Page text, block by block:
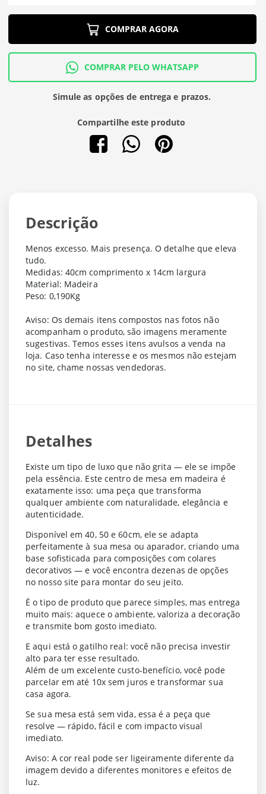
COMPRAR AGORA
COMPRAR PELO WHATSAPP
Simule as opções de entrega e prazos.
Compartilhe este produto
Descrição
Menos excesso. Mais presença. O detalhe que eleva
tudo.
Medidas: 40cm comprimento x 14cm largura
Material: Madeira
Peso: 0,190Kg
Aviso: Os demais itens compostos nas fotos não
acompanham o produto, são imagens meramente
sugestivas. Temos esses itens avulsos a venda na
loja. Caso tenha interesse e os mesmos não estejam
no site, chame nossas vendedoras.
Detalhes
Existe um tipo de luxo que não grita — ele se impõe
pela essência. Este centro de mesa em madeira é
exatamente isso: uma peça que transforma
qualquer ambiente com naturalidade, elegância e
autenticidade.
Disponível em 40, 50 e 60cm, ele se adapta
perfeitamente à sua mesa ou aparador, criando uma
base sofisticada para composições com colares
decorativos — e você encontra dezenas de opções
no nosso site para montar do seu jeito.
É o tipo de produto que parece simples, mas entrega
muito mais: aquece o ambiente, valoriza a decoração
e transmite bom gosto imediato.
E aqui está o gatilho real: você não precisa investir
alto para ter esse resultado.
Além de um excelente custo-benefício, você pode
parcelar em até 10x sem juros e transformar sua
casa agora.
Se sua mesa está sem vida, essa é a peça que
resolve — rápido, fácil e com impacto visual
imediato.
Aviso: A cor real pode ser ligeiramente diferente da
imagem devido a diferentes monitores e efeitos de
luz.